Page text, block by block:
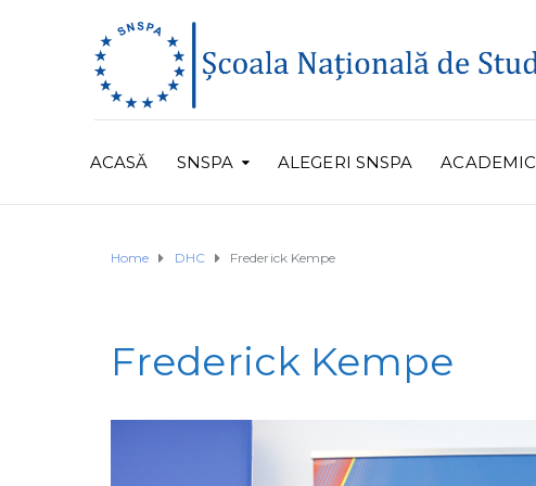
ACASĂ SNSPA ALEGERI SNSPA ACADEMIC
Home DHC Frederick Kempe
Frederick Kempe